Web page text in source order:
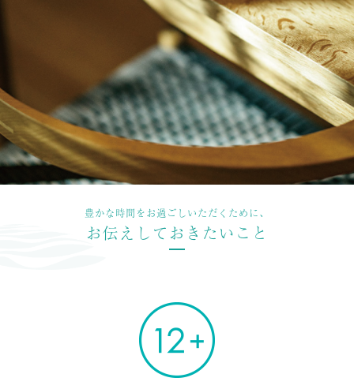
豊かな時間をお過ごしいただくために、
お伝えしておきたいこと